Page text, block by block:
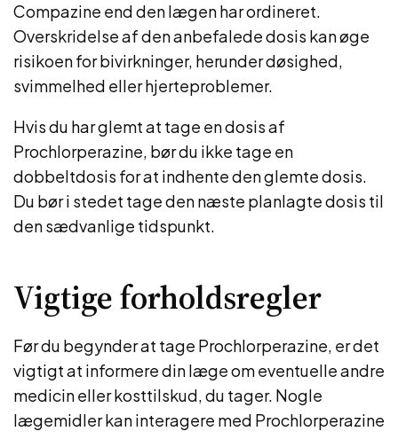
Compazine end den lægen har ordineret.
Overskridelse af den anbefalede dosis kan øge
risikoen for bivirkninger, herunder døsighed,
svimmelhed eller hjerteproblemer.
Hvis du har glemt at tage en dosis af
Prochlorperazine, bør du ikke tage en
dobbeltdosis for at indhente den glemte dosis.
Du bør i stedet tage den næste planlagte dosis til
den sædvanlige tidspunkt.
Vigtige forholdsregler
Før du begynder at tage Prochlorperazine, er det
vigtigt at informere din læge om eventuelle andre
medicin eller kosttilskud, du tager. Nogle
lægemidler kan interagere med Prochlorperazine